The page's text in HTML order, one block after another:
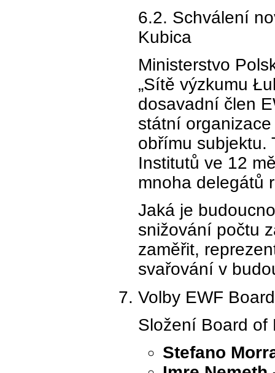
6.2. Schválení
Kubica
Ministerstvo
„Sítě výzkumu
dosavadní člen
státní
obřímu subjektu.
Institutů ve 12
mnoha delegátů
Jaká je
snižování počtu
zaměřit,
svařování v
Volby EWF
Složení Board of
Stefano